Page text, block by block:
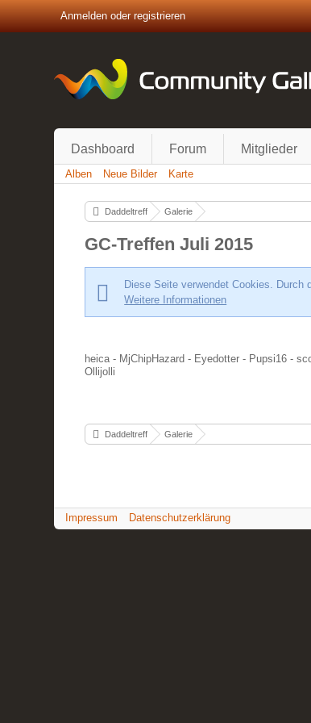
Anmelden oder registrieren
Dashboard Forum Mitglieder
Alben Neue Bilder Karte
Daddeltreff Galerie
GC-Treffen Juli 2015
Diese Seite verwendet Cookies.
Weitere Informationen
heica - MjChipHazard - Eyedotter - Pupsi16 -
Ollijolli
Daddeltreff Galerie
Impressum Datenschutzerklärung